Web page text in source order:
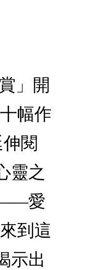
」開
幅作
閱
靈之
——愛
到這
示出